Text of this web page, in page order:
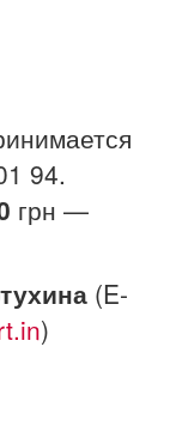
94.
грн —
(E-
)